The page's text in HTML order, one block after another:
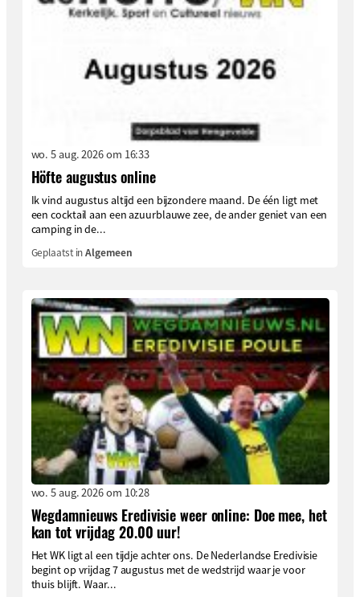
wo. 5 aug. 2026 om 16:33
Höfte augustus online
Ik vind augustus altijd een bijzondere maand. De één ligt met
een cocktail aan een azuurblauwe zee, de ander geniet van een
camping in de...
Geplaatst inAlgemeen
wo. 5 aug. 2026 om 10:28
Wegdamnieuws Eredivisie weer online: Doe mee, het
kan tot vrijdag 20.00 uur!
Het WK ligt al een tijdje achter ons. De Nederlandse Eredivisie
begint op vrijdag 7 augustus met de wedstrijd waar je voor
thuis blijft. Waar...